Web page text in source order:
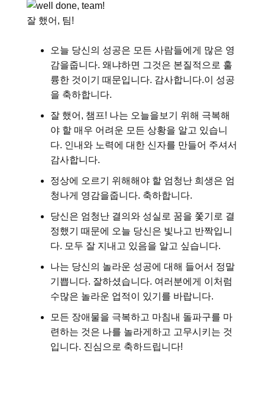
잘 했어, 팀!
오늘 당신의 성공은 모든 사람들에게 많은 영
감을줍니다. 왜냐하면 그것은 본질적으로 훌
륭한 것이기 때문입니다. 감사합니다.이 성공
을 축하합니다.
잘 했어, 챔프! 나는 오늘을보기 위해 극복해
야 할 매우 어려운 모든 상황을 알고 있습니
다. 인내와 노력에 대한 신자를 만들어 주셔서
감사합니다.
정상에 오르기 위해해야 ​​할 엄청난 희생은 엄
청나게 영감을줍니다. 축하합니다.
당신은 엄청난 결의와 성실로 꿈을 쫓기로 결
정했기 때문에 오늘 당신은 빛나고 반짝입니
다. 모두 잘 지내고 있음을 알고 싶습니다.
나는 당신의 놀라운 성공에 대해 들어서 정말
기쁩니다. 잘하셨습니다. 여러분에게 이처럼
수많은 놀라운 업적이 있기를 바랍니다.
모든 장애물을 극복하고 마침내 돌파구를 마
련하는 것은 나를 놀라게하고 고무시키는 것
입니다. 진심으로 축하드립니다!